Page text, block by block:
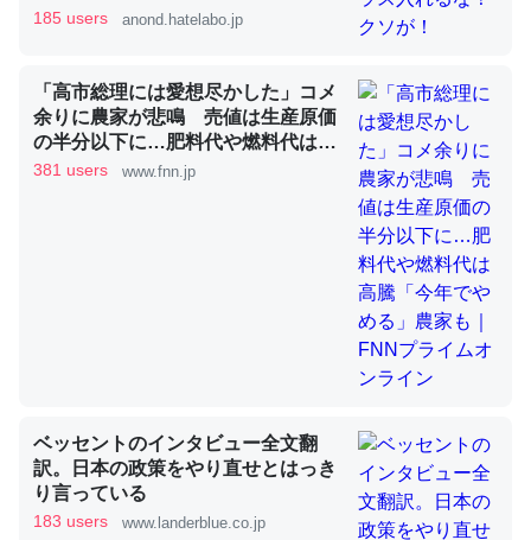
─GPTの仕組みと限界についての考察（１） - conceptualization
昆虫ってカルシウム少ないのか。知らんかった。調べたら
コオロギのカルシウム分はエビの600分の1程度。
─ニュース :: 【研究発表】昆虫学の大問題＝「昆虫はなぜ海にいな
利だから両方が拮抗してるのでは」とあって面白い。海に
いる鋏角類（カブトガニ・ウミグモ）はカルシウムを使わ
ずキチンを強化してる筈だが、酵素が違うのか？
─ニュース :: 【研究発表】昆虫学の大問題＝「昆虫はなぜ海にいな
185 users anond.hatelabo.jp
「高市総理には愛想尽かした」コメ
余りに農家が悲鳴 売値は生産原価
の半分以下に…肥料代や燃料代は高
騰「今年でやめる」農家も｜FNNプ
381 users www.fnn.jp
ベッセントのインタビュー全文翻
訳。日本の政策をやり直せとはっき
り言っている
183 users www.landerblue.co.jp